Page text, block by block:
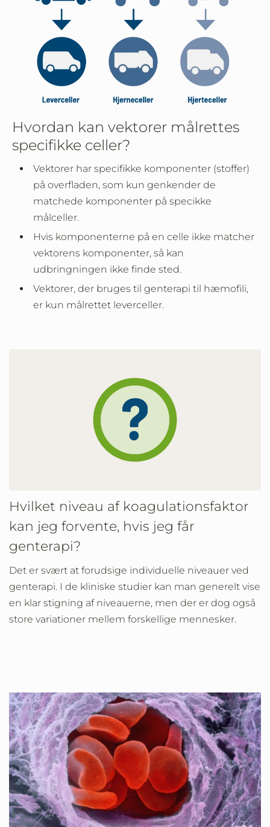
Hvordan kan vektorer målrettes
specifikke celler?
Vektorer har specifikke komponenter (stoffer)
på overfladen, som kun genkender de
matchede komponenter på specikke
målceller.
Hvis komponenterne på en celle ikke matcher
vektorens komponenter, så kan
udbringningen ikke finde sted.
Vektorer, der bruges til genterapi til hæmofili,
er kun målrettet leverceller.
Hvilket niveau af koagulationsfaktor
kan jeg forvente, hvis jeg får
genterapi?
Det er svært at forudsige individuelle niveauer ved
genterapi. I de kliniske studier kan man generelt vise
en klar stigning af niveauerne, men der er dog også
store variationer mellem forskellige mennesker.